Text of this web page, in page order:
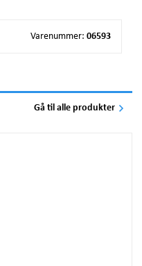
Varenummer: 06593
Gå til alle produkter